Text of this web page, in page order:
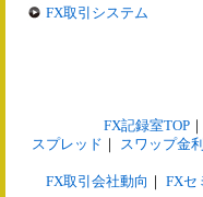
FX取引システム
FX記録室TOP｜
スプレッド ｜ スワップ金利
FX取引会社動向 ｜ FXセ